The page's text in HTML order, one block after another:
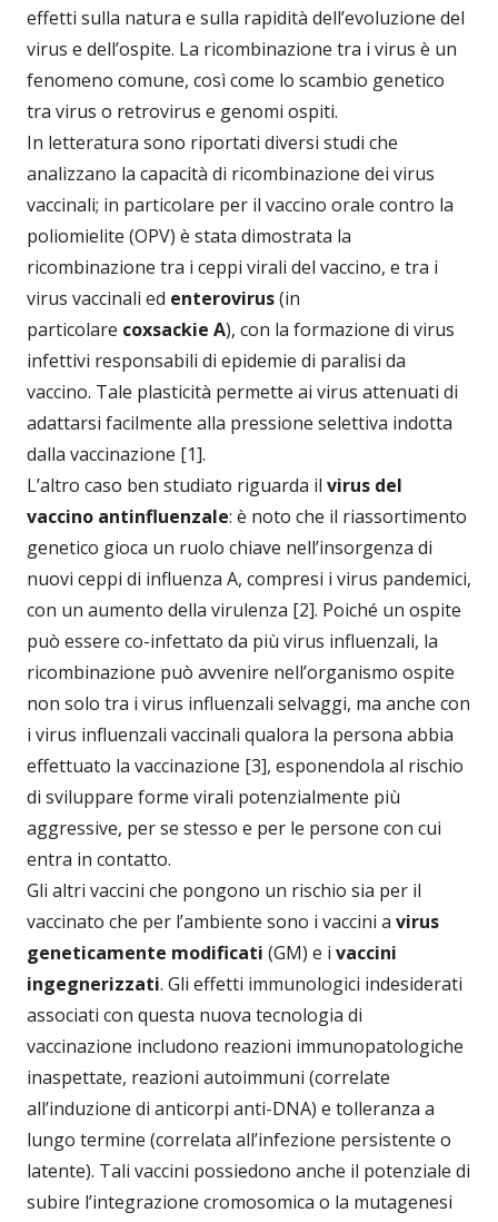
effetti sulla natura e sulla rapidità dell’evoluzione del
virus e dell’ospite. La ricombinazione tra i virus è un
fenomeno comune, così come lo scambio genetico
tra virus o retrovirus e genomi ospiti.
In letteratura sono riportati diversi studi che
analizzano la capacità di ricombinazione dei virus
vaccinali; in particolare per il vaccino orale contro la
poliomielite (OPV) è stata dimostrata la
ricombinazione tra i ceppi virali del vaccino, e tra i
virus vaccinali ed enterovirus(in
particolare coxsackie A), con la formazione di virus
infettivi responsabili di epidemie di paralisi da
vaccino. Tale plasticità permette ai virus attenuati di
adattarsi facilmente alla pressione selettiva indotta
dalla vaccinazione [1].
L’altro caso ben studiato riguarda il virus del
vaccino antinfluenzale: è noto che il riassortimento
genetico gioca un ruolo chiave nell’insorgenza di
nuovi ceppi di influenza A, compresi i virus pandemici,
con un aumento della virulenza [2]. Poiché un ospite
può essere co-infettato da più virus influenzali, la
ricombinazione può avvenire nell’organismo ospite
non solo tra i virus influenzali selvaggi, ma anche con
i virus influenzali vaccinali qualora la persona abbia
effettuato la vaccinazione [3], esponendola al rischio
di sviluppare forme virali potenzialmente più
aggressive, per se stesso e per le persone con cui
entra in contatto.
Gli altri vaccini che pongono un rischio sia per il
vaccinato che per l’ambiente sono i vaccini a virus
geneticamente modificati (GM) e i vaccini
ingegnerizzati. Gli effetti immunologici indesiderati
associati con questa nuova tecnologia di
vaccinazione includono reazioni immunopatologiche
inaspettate, reazioni autoimmuni (correlate
all’induzione di anticorpi anti-DNA) e tolleranza a
lungo termine (correlata all’infezione persistente o
latente). Tali vaccini possiedono anche il potenziale di
subire l’integrazione cromosomica o la mutagenesi